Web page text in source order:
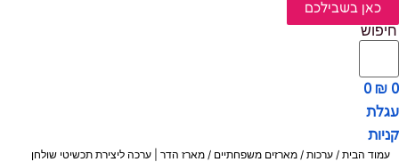
כאן בשבילכם
חיפוש
₪ 0
0
עגלת
קניות
עמוד הבית / ערכות / מארזים משפחתיים / מארז הדר | ערכה ליצירת תכשיטי שולחן